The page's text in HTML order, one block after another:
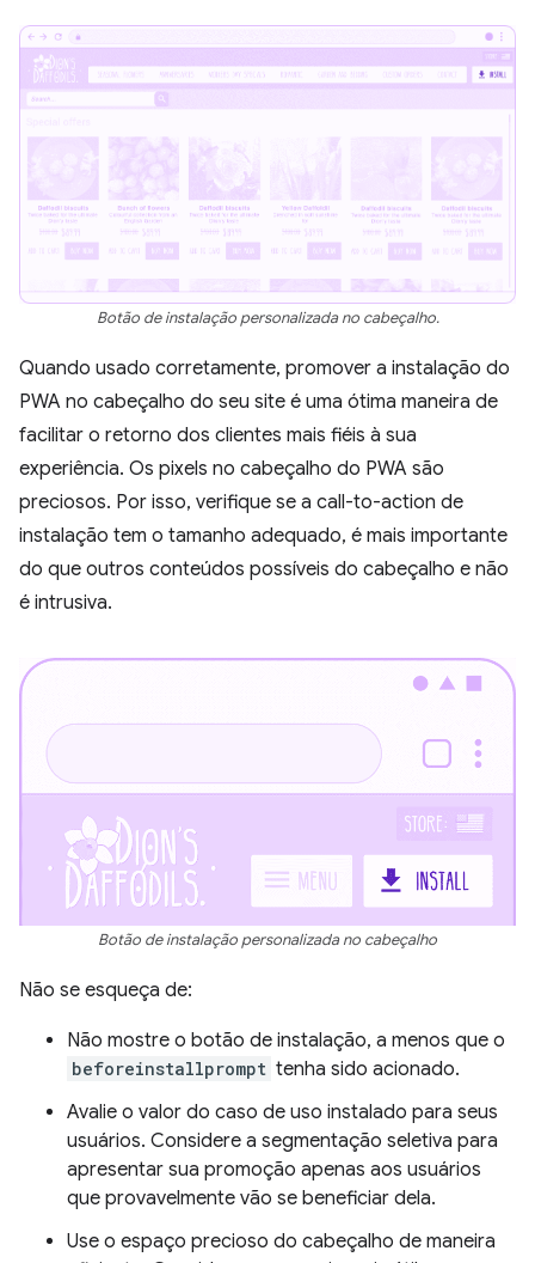
Botão de instalação personalizada no cabeçalho.
Quando usado corretamente, promover a instalação do
PWA no cabeçalho do seu site é uma ótima maneira de
facilitar o retorno dos clientes mais fiéis à sua
experiência. Os pixels no cabeçalho do PWA são
preciosos. Por isso, verifique se a call-to-action de
instalação tem o tamanho adequado, é mais importante
do que outros conteúdos possíveis do cabeçalho e não
é intrusiva.
Botão de instalação personalizada no cabeçalho
Não se esqueça de:
Não mostre o botão de instalação, a menos que o
beforeinstallprompt tenha sido acionado.
Avalie o valor do caso de uso instalado para seus
usuários. Considere a segmentação seletiva para
apresentar sua promoção apenas aos usuários
que provavelmente vão se beneficiar dela.
Use o espaço precioso do cabeçalho de maneira